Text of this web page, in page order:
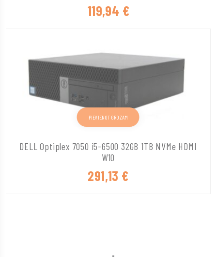
119,94 €
DELL Optiplex 7050 i5-6500 32GB 1TB NVMe HDMI
W10
291,13 €
PIEVIENOT GROZAM